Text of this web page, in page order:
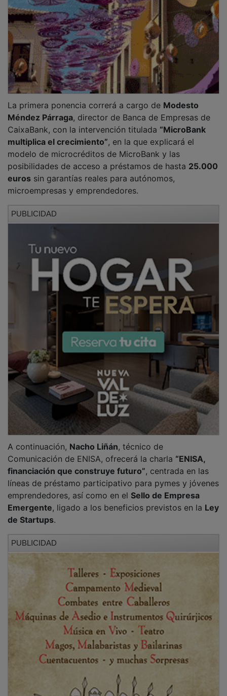
La primera ponencia correrá a cargo deModesto
Méndez Párraga, director de Banca de Empresas de
CaixaBank, con la intervención titulada “MicroBank
multiplica el crecimiento”, en la que explicará el
modelo de microcréditos de MicroBank y las
posibilidades de acceso a préstamos de hasta
eurossin garantías reales para autónomos,
microempresas y emprendedores.
A continuación,Nacho Liñán, técnico de
Comunicación de ENISA, ofrecerá la charla
financiación que construye futuro”
líneas de préstamo participativo para pymes y jóvenes
emprendedores, así como en elSello de Empresa
Emergente , ligado a los beneficios previstos en la
de Startups.
PUBLICIDAD
La jornada concluirá con la ponencia“Invertir en
Castilla-La Mancha: Instrumentos públicos de
financiación para hacer tus proyectos realidad”
impartida por
Carla Marcos Fernández, responsable
de la Unidad de Acompañamiento del IFCLM, que
explicará las líneas de inversión del instituto y sus
programas para pymes viables, infraestructuras y
suelo industrial.
PUBLICIDAD